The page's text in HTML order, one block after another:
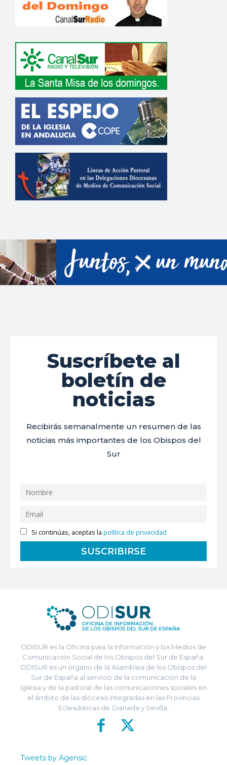
Suscríbete al
boletín de
noticias
Recibirás semanalmente un resumen de las
noticias más importantes de los Obispos del
Sur
Si continúas, aceptas lapolítica de privacidad
ODISUR es la Oficina para la Información y los Medios de
Comunicación Social de los Obispos del Sur de España.
ODISUR es un órgano de la Asamblea de los Obispos del
Sur de España al servicio de la comunicación de la
Iglesia y de la pastoral de las comunicaciones sociales en
el ámbito de las diócesis integradas en las Provincias
Eclesiásticas de Granada y Sevilla.
Tweets by Agensic